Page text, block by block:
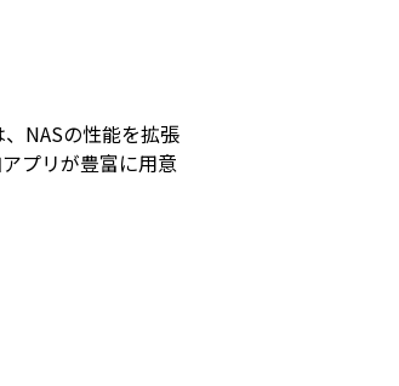
NASの性能を拡張
プリが豊富に用意